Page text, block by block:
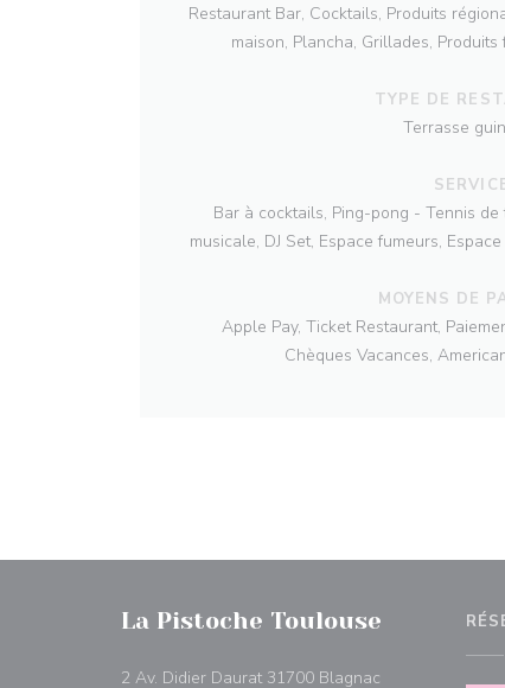
Restaurant Bar, Cocktails, Produits
maison, Plancha, Grillades,
TYPE DE
Terrasse
Bar à cocktails, Ping-pong - Tennis
musicale, DJ Set, Espace fumeurs,
MOYENS DE
Apple Pay, Ticket Restaurant,
Chèques Vacances,
La Pistoche Toulouse
2 Av. Didier Daurat 31700 Blagnac